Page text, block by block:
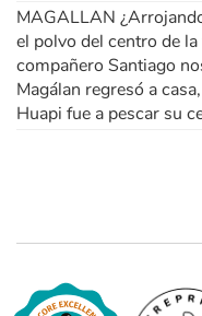
MAGALLAN
el polvo del centro de
compañero Santiago
Magálan regresó a
Huapi fue a pescar su